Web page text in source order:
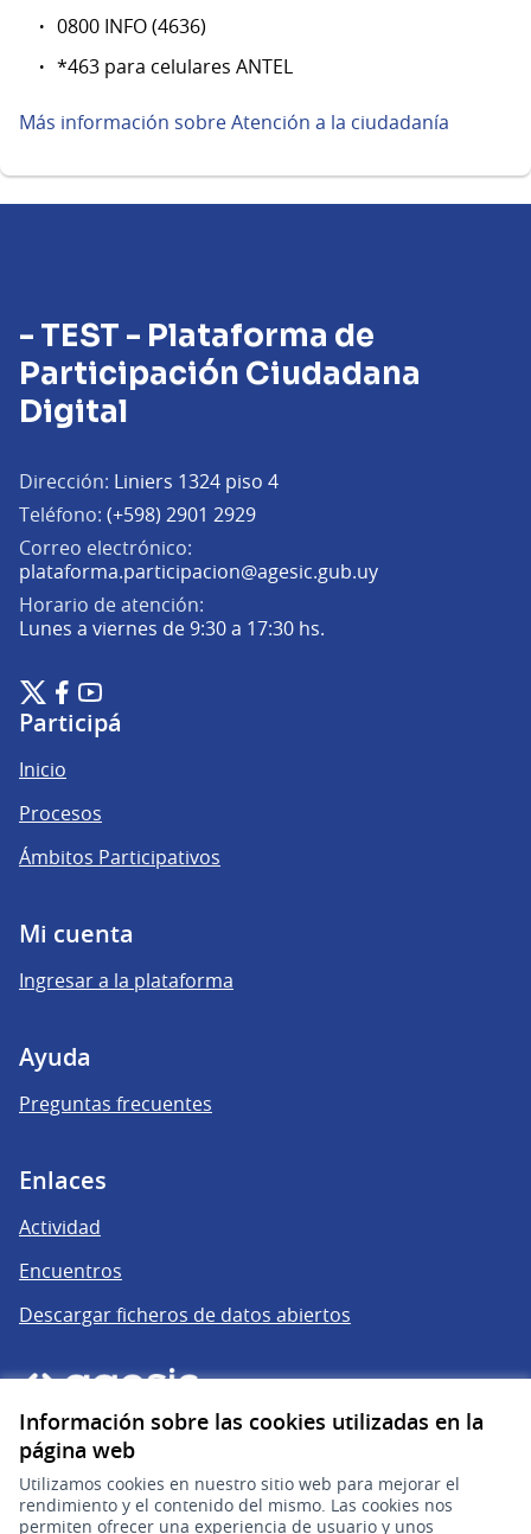
Información sobre las cookies utilizadas en la
página web
Utilizamos cookies en nuestro sitio web para mejorar el
rendimiento y el contenido del mismo. Las cookies nos
permiten ofrecer una experiencia de usuario y unos
0800 INFO (4636)
*463 para celulares ANTEL
Más información sobre Atención a la ciudadanía
- TEST - Plataforma de
Participación Ciudadana
Digital
Dirección: Liniers 1324 piso 4
Teléfono: (+598) 2901 2929
Correo electrónico:
plataforma.participacion@agesic.gub.uy(Abrir en una
Horario de atención:
Lunes a viernes de 9:30 a 17:30 hs.
- TEST - Plataforma de Participación Ciudadana Digital en X
(Enlace externo)
- TEST - Plataforma de Participación Ciudadana Digital en
(Enlace externo)
- TEST - Plataforma de Participación Ciudadana Digital
(Enlace externo)
Participá
Inicio
Procesos
Ámbitos Participativos
Mi cuenta
Ingresar a la plataforma
Ayuda
Preguntas frecuentes
Enlaces
Actividad
Encuentros
Descargar ficheros de datos abiertos